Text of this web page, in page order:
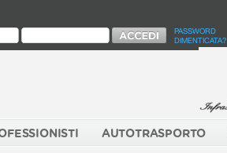
PASSWORD
DIMENTICATA?
AUTOTRASPORTO